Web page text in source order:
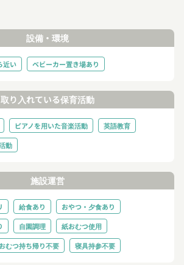
設備・環境
近い ベビーカー置き場あり
取り入れている保育活動
ピアノを用いた音楽活動
英語教育
動
施設運営
給食あり
おやつ・夕食あり
自園調理
紙おむつ使用
おむつ持ち帰り不要 寝具持参不要